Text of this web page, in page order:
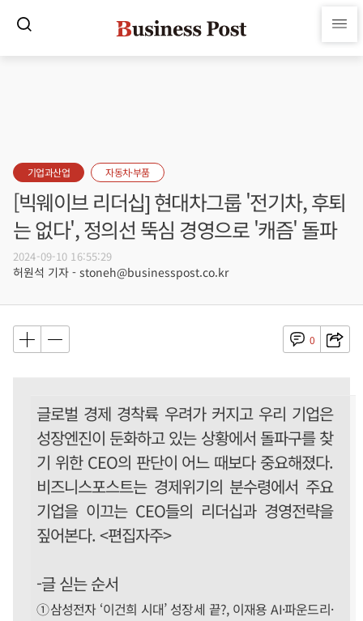
기업과산업 자동차·부품
[빅웨이브 리더십] 현대차그룹 '전기차, 후퇴
는 없다', 정의선 뚝심 경영으로 '캐즘' 돌파
2024-09-10 16:55:29
허원석 기자 - stoneh@businesspost.co.kr
0
글로벌 경제 경착륙 우려가 커지고 우리 기업은
성장엔진이 둔화하고 있는 상황에서 돌파구를 찾
기 위한 CEO의 판단이 어느 때보다 중요해졌다.
비즈니스포스트는 경제위기의 분수령에서 주요
기업을 이끄는 CEO들의 리더십과 경영전략을
짚어본다. <편집자주>
-글 싣는 순서
①삼성전자 ‘이건희 시대’ 성장세 끝?, 이재용 AI·파운드리·